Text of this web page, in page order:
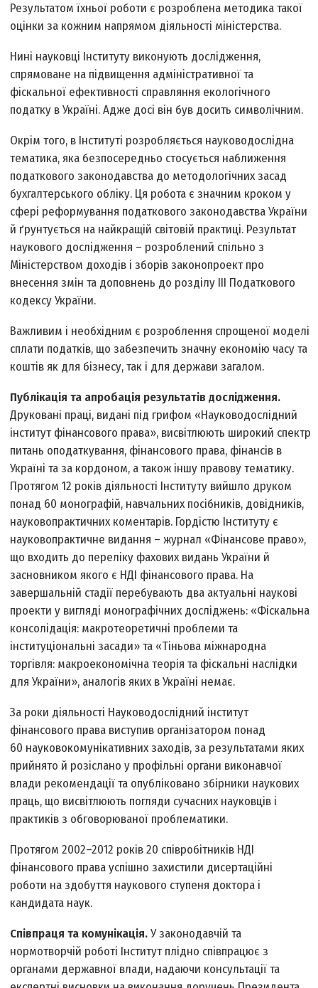
Результатом їхньої роботи є розроблена методика такої
оцінки за кожним напрямом діяльності міністерства.
Нині науковці Інституту виконують дослідження,
спрямоване на підвищення адміністративної та
фіскальної ефективності справляння екологічного
податку в Україні. Адже досі він був досить символічним.
Окрім того, в Інституті розробляється науково­дослідна
тематика, яка безпосередньо стосується наближення
податкового законодавства до методологічних засад
бухгалтерського обліку. Ця робота є значним кроком у
сфері реформування податкового законодавства України
й ґрунтується на найкращій світовій практиці. Результат
наукового дослідження – розроблений спільно з
Міністерством доходів і зборів законопроект про
внесення змін та доповнень до розділу ІІІ Податкового
кодексу України.
Важливим і необхідним є розроблення спрощеної моделі
сплати податків, що забезпечить значну економію часу та
коштів як для бізнесу, так і для держави загалом.
Публікація та апробація результатів дослідження.
Друковані праці, видані під грифом «Науково­дослідний
інститут фінансового права», висвітлюють широкий спектр
питань оподаткування, фінансового права, фінансів в
Україні та за кордоном, а також іншу правову тематику.
Протягом 12 років діяльності Інституту вийшло друком
понад 60 монографій, навчальних посібників, довідників,
науково­практичних коментарів. Гордістю Інституту є
науково­практичне видання – журнал «Фінансове право»,
що входить до переліку фахових видань України й
засновником якого є НДІ фінансового права. На
завершальній стадії перебувають два актуальні наукові
проекти у вигляді монографічних досліджень: «Фіскальна
консолідація: макротеоретичні проблеми та
інституціональні засади» та «Тіньова міжнародна
торгівля: макроекономічна теорія та фіскальні наслідки
для України», аналогів яких в Україні немає.
За роки діяльності Науково­дослідний інститут
фінансового права виступив організатором понад
60 науково­комунікативних заходів, за результатами яких
прийнято й розіслано у профільні органи виконавчої
влади рекомендації та опубліковано збірники наукових
праць, що висвітлюють погляди сучасних науковців і
практиків з обговорюваної проблематики.
Протягом 2002–2012 років 20 співробітників НДІ
фінансового права успішно захистили дисертаційні
роботи на здобуття наукового ступеня доктора і
кандидата наук.
Співпраця та комунікація.У законодавчій та
нормотворчій роботі Інститут плідно співпрацює з
органами державної влади, надаючи консультації та